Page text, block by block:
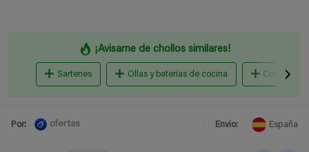
¡Avisame de chollos similares!
Sartenes Ollas y baterías de cocina Cocina al
Por: ofertas Envio: España